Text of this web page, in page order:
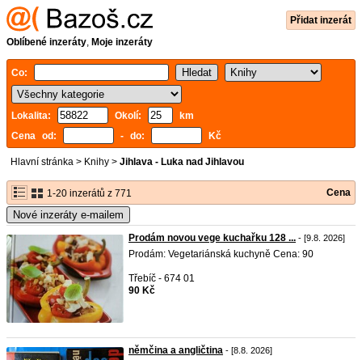
Přidat inzerát
Oblíbené inzeráty, Moje inzeráty
Co:
Lokalita: Okolí:
km
Cena od:
- do: Kč
Hlavní stránka > Knihy > Jihlava - Luka nad Jihlavou
1-20 inzerátů z 771 Cena
Nové inzeráty e-mailem
Prodám novou vege kuchařku 128 ... - [9.8. 2026]
Prodám: Vegetariánská kuchyně Cena: 90
Třebíč - 674 01
90 Kč
němčina a angličtina - [8.8. 2026]